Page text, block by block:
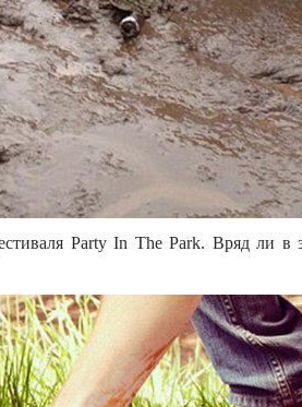
Party In The Park. Вряд ли в